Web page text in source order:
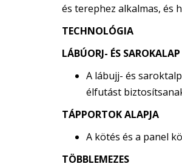
és terephez alkalmas, és
TECHNOLÓGIA
LÁBÚORJ- ÉS
A lábujj- és
élfutást
TÁPPORTOK ALAPJA
A kötés és a panel
TÖBBLEMEZES